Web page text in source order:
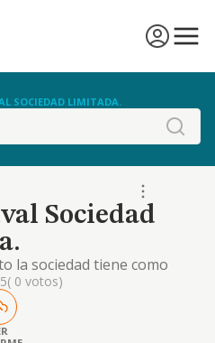
SOCIEDAD LIMITADA.
Sociedad
la sociedad tiene como
de las siguientes
al por mayor de todo
hortofrutícolas, así como
selección, clasificación,
( 0 votos)